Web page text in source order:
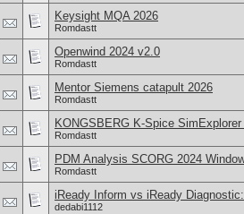
Keysight MQA 2026
Romdastt
Openwind 2024 v2.0
Romdastt
Mentor Siemens catapult 2026
Romdastt
KONGSBERG K-Spice SimExplorer
Romdastt
PDM Analysis SCORG 2024
Romdastt
iReady Inform vs iReady
dedabi1112